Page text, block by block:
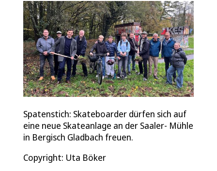
Spatenstich: Skateboarder dürfen sich auf
eine neue Skateanlage an der Saaler- Mühle
in Bergisch Gladbach freuen.
Copyright: Uta Böker